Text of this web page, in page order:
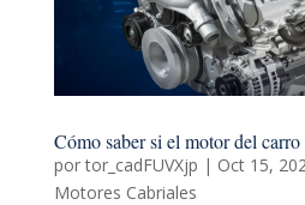
Cómo saber si el motor del carro
portor_cadFUVXjp | Oct 15,
Motores Cabriales